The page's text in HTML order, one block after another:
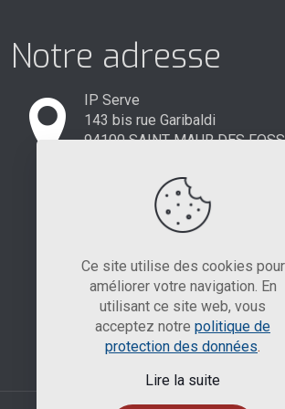
Notre adresse
IP Serve
143 bis rue Garibaldi
94100 SAINT MAUR DES
Ce site utilise des cookies pour
améliorer votre navigation. En
utilisant ce site web, vous
acceptez notre politique de
protection des données.
Lire la suite